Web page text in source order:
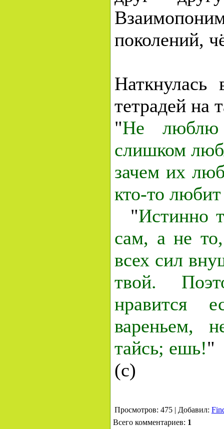
поколений,
тетрадей на
"Не люблю
слишком
зачем их
кто-то
"Истинно
сам, а не
всех сил
твой.
нравится
вареньем,
тайсь; ешь!"
(с)
Просмотров: 475 | Добавил:
Всего комментариев: 1